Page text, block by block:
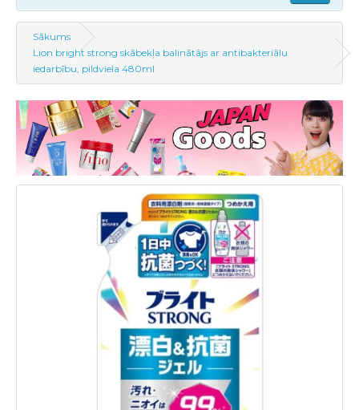
Sākums
Lion bright strong skābekļa balinātājs ar antibakteriālu
iedarbību, pildviela 480ml